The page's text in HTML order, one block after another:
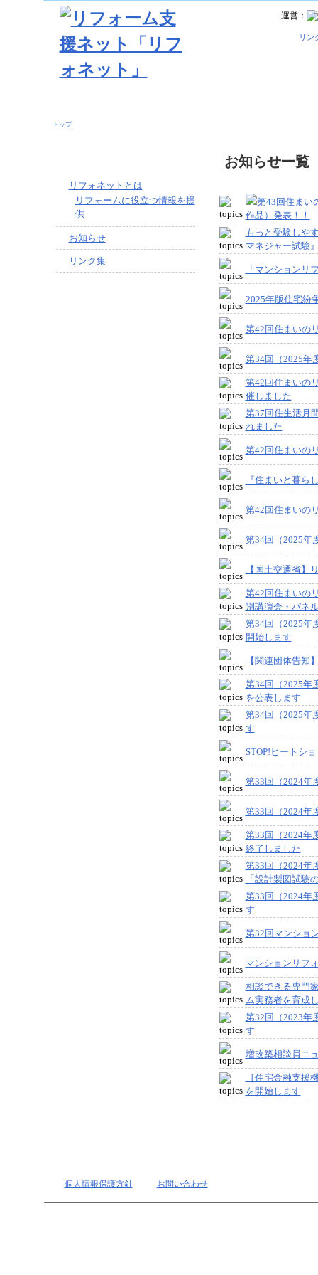
運営：
リン
トップ
お知らせ一覧
第43回住まい
作品）発表！！
もっと受験しや
マネジャー試験
「マンションリ
2025年版住宅紛
第42回住まいの
第34回（2025年
第42回住まいの
催しました
第37回住生活月
れました
第42回住まいの
『住まいと暮ら
第42回住まいの
第34回（2025年
【国土交通省】
第42回住まいの
別講演会・パネ
第34回（2025年
開始します
【関連団体告知
第34回（2025年
を公表します
第34回（2025年
す
STOP!ヒートシ
第33回（2024年
第33回（2024年
第33回（2024年
終了しました
第33回（2024年
「設計製図試験
第33回（2024年
す
第32回マンショ
マンションリフ
相談できる専門
ム実務者を育成
第32回（2023年
す
増改築相談員ニ
［住宅金融支援
を開始します
リフォネットとは
リフォームに役立つ情報を提
供
お知らせ
リンク集
個人情報保護方針 お問い合わせ